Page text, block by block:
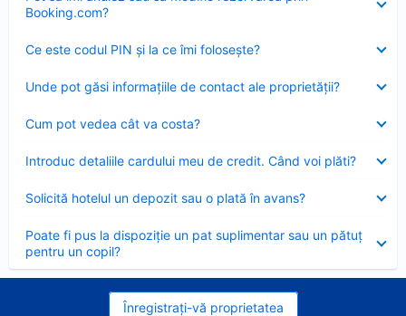
Booking.com?
Ce este codul PIN şi la ce îmi foloseşte?
închis
Unde pot găsi informațiile de contact ale proprietății?
închis
Cum pot vedea cât va costa?
închis
Introduc detaliile cardului meu de credit. Când voi plăti?
închis
Solicită hotelul un depozit sau o plată în avans?
închis
Poate fi pus la dispoziție un pat suplimentar sau un pătuț
pentru un copil?
închis
Înregistrați-vă proprietatea